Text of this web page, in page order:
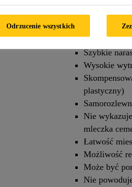
Szybkie
Wysokie
plastyczny)
Nie
mleczka
Łatwość
Możliwość
Może być
Nie
Odrzucenie wszystkich